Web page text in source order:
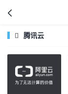

 腾讯云